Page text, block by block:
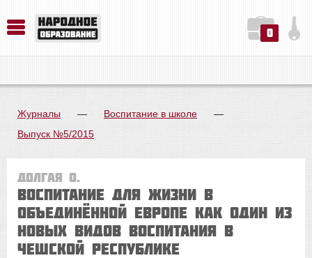
0
Журналы — Воспитание в школе
—
Выпуск №5/2015
Долгая О.
Воспитание для жизни в
объединённой Европе как один из
новых видов воспитания в
Чешской Республике